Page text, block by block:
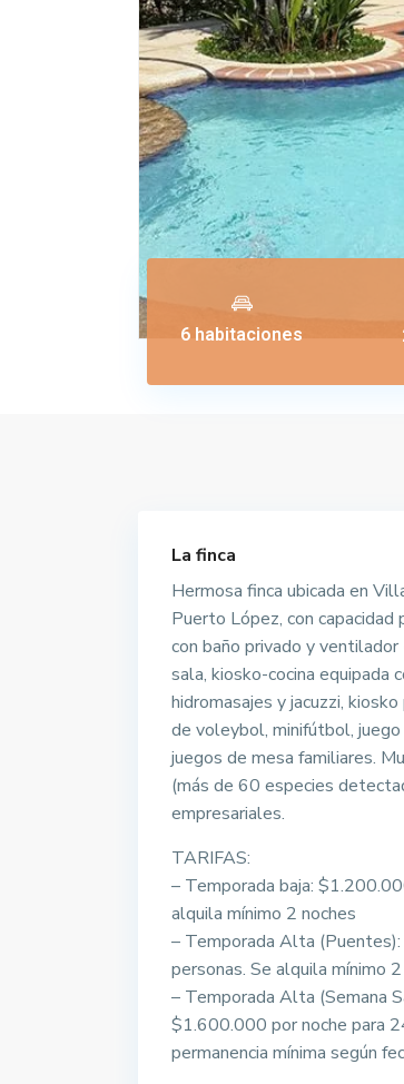
6 habitaciones
La finca
Hermosa finca ubicada en
Puerto López, con
con baño privado y ventilador
sala, kiosko-cocina equipada
hidromasajes y jacuzzi,
de voleybol, minifútbol,
juegos de mesa familiares.
(más de 60 especies
empresariales.
TARIFAS:
– Temporada baja:
alquila mínimo 2 noches
– Temporada Alta
personas. Se alquila mínimo
– Temporada Alta (Semana
$1.600.000 por noche para
permanencia mínima según